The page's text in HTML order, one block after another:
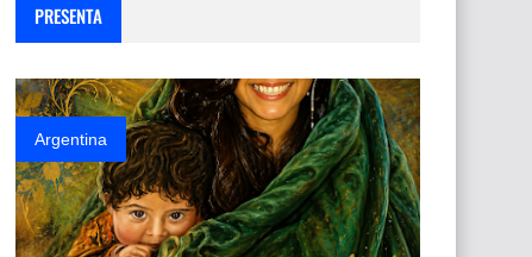
PRESENTA
Argentina